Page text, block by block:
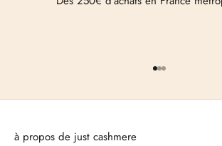
Aller à l'élément
Aller à
Aller à
à propos de just cashmere